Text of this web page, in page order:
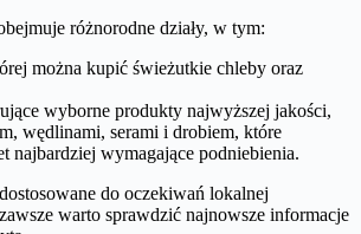
różnorodne działy, w tym:
można kupić świeżutkie chleby oraz
wyborne produkty najwyższej jakości,
wędlinami, serami i drobiem, które
najbardziej wymagające podniebienia.
do oczekiwań lokalnej
warto sprawdzić najnowsze informacje